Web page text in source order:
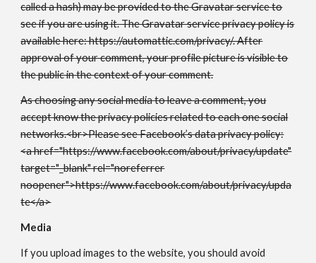
called a hash) may be provided to the Gravatar service to
see if you are using it. The Gravatar service privacy policy is
available here: https://automattic.com/privacy/. After
approval of your comment, your profile picture is visible to
the public in the context of your comment.
As choosing any social media to leave a comment, you
accept know the privacy policies related to each one social
networks.<br>Please see Facebook’s data privacy policy:
<a href="https://www.facebook.com/about/privacy/update"
target="_blank" rel="noreferrer
noopener">https://www.facebook.com/about/privacy/upda
te</a>
Media
If you upload images to the website, you should avoid